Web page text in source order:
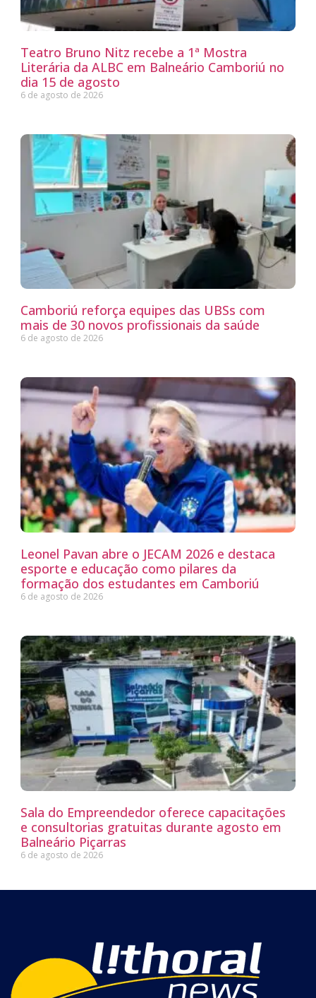
Teatro Bruno Nitz recebe a 1ª Mostra
Literária da ALBC em Balneário Camboriú no
dia 15 de agosto
6 de agosto de 2026
Camboriú reforça equipes das UBSs com
mais de 30 novos profissionais da saúde
6 de agosto de 2026
Leonel Pavan abre o JECAM 2026 e destaca
esporte e educação como pilares da
formação dos estudantes em Camboriú
6 de agosto de 2026
Sala do Empreendedor oferece capacitações
e consultorias gratuitas durante agosto em
Balneário Piçarras
6 de agosto de 2026